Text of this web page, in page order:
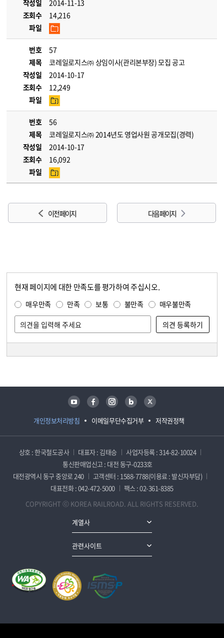
작성일
2014-11-13
조회수
14,216
파일
번호
57
제목
코레일로지스㈜ 상임이사(관리본부장) 모집 공고
작성일
2014-10-17
조회수
12,249
파일
번호
56
제목
코레일로지스㈜ 2014년도 영업사원 공개모집(경력)
작성일
2014-10-17
조회수
16,092
파일
이전 페이지 다음 페이지
현재 페이지에 대한 만족도를 평가하여 주십시오.
매우만족 만족 보통 불만족 매우불만족
개인정보처리방침 이메일무단수집거부 저작권정책
유튜브 페이스북 인스타그램 블로그 트위터
상호 : 한국철도공사 대표자 : 김태승
사업자등록 : 314-82-10024
통신판매업신고 : 대전 동구-0233호
대전광역시 동구 중앙로 240
고객센터 : 1588-7788(이용료 : 발신자부담)
대표전화 : 042-472-5000
팩스 : 02-361-8385
COPYRIGHT ⓒ KOREA RAILROAD. ALL RIGHTS RESERVED.
계열사
관련사이트